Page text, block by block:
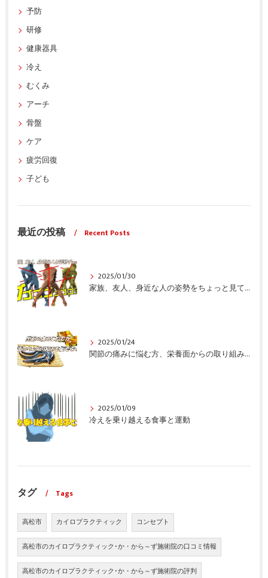
予防
研修
健康器具
冷え
むくみ
アーチ
骨盤
ケア
疲労回復
子ども
最近の投稿 Recent Posts
2025/01/30
家族、友人、身近な人の姿勢をちょっと見てみませんか？
2025/01/24
関節の痛みに悩む方、栄養面からの取り組みも重要ですよ！
2025/01/09
冷えを乗り越える食事と運動
タグ Tags
高松市 カイロプラクティック コンセプト
高松市のカイロプラクティック･か・から～ず施術院の口コミ情報
高松市のカイロプラクティック･か・から～ず施術院の評判